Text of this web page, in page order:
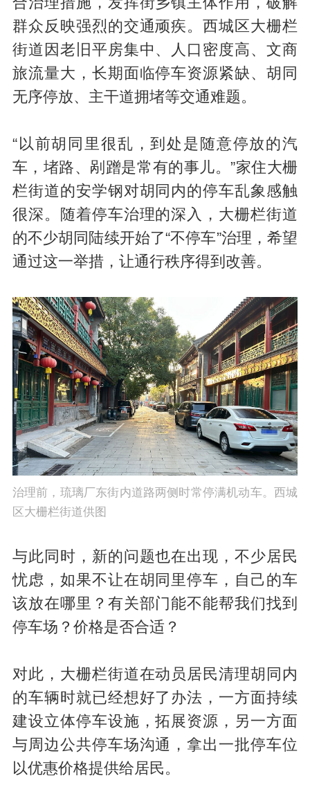
群众反映强烈的交通顽疾。西城区大栅栏
街道因老旧平房集中、人口密度高、文商
旅流量大，长期面临停车资源紧缺、胡同
无序停放、主干道拥堵等交通难题。
“以前胡同里很乱，到处是随意停放的汽
车，堵路、剐蹭是常有的事儿。”家住大栅
栏街道的安学钢对胡同内的停车乱象感触
很深。随着停车治理的深入，大栅栏街道
的不少胡同陆续开始了“不停车”治理，希望
通过这一举措，让通行秩序得到改善。
治理前，琉璃厂东街内道路两侧时常停满机动车。西城
区大栅栏街道供图
与此同时，新的问题也在出现，不少居民
忧虑，如果不让在胡同里停车，自己的车
该放在哪里？有关部门能不能帮我们找到
停车场？价格是否合适？
对此，大栅栏街道在动员居民清理胡同内
的车辆时就已经想好了办法，一方面持续
建设立体停车设施，拓展资源，另一方面
与周边公共停车场沟通，拿出一批停车位
以优惠价格提供给居民。